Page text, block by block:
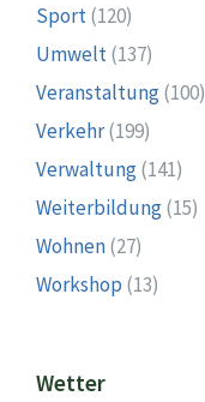
Sport(120)
Umwelt(137)
Veranstaltung(100)
Verkehr(199)
Verwaltung(141)
Weiterbildung(15)
Wohnen(27)
Workshop (13)
Wetter